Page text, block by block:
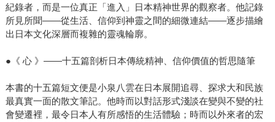
紀錄者，而是一位真正「進入」日本精神世界的觀察者。他記錄
所見所聞——從生活、信仰到神靈之間的細微連結——逐步描繪
出日本文化深層而複雜的靈魂輪廓。
●《 心 》——十五篇剖析日本傳統精神、信仰價值的哲思隨筆
本書的十五篇短文便是小泉八雲在日本展開追尋、探求大和民族
最真實一面的散文筆記。他時而以對話形式淺談在變與不變的社
會變遷裡，最令日本人有所感悟的生活體驗；時而以外來者的宏